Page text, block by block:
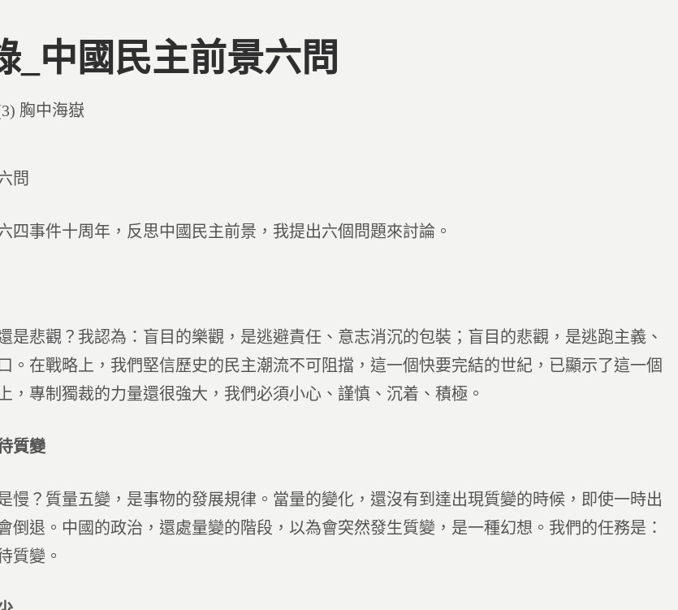
_中國民主前景六問
胸中海嶽
問
事件十周年，反思中國民主前景，我提出六個問題來討論。
悲觀？我認為：盲目的樂觀，是逃避責任、意志消沉的包裝；盲目的悲觀，是逃跑主義、
。在戰略上，我們堅信歷史的民主潮流不可阻擋，這一個快要完結的世紀，已顯示了這一個
，專制獨裁的力量還很強大，我們必須小心、謹慎、沉着、積極。
質變
？質量五變，是事物的發展規律。當量的變化，還沒有到達出現質變的時候，即使一時出
倒退。中國的政治，還處量變的階段，以為會突然發生質變，是一種幻想。我們的任務是：
質變。